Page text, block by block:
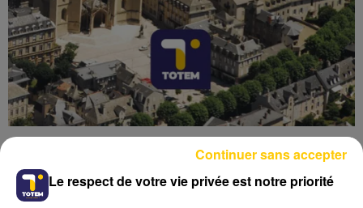
Le respect de votre vie privée est notre priorité
Continuer sans accepter